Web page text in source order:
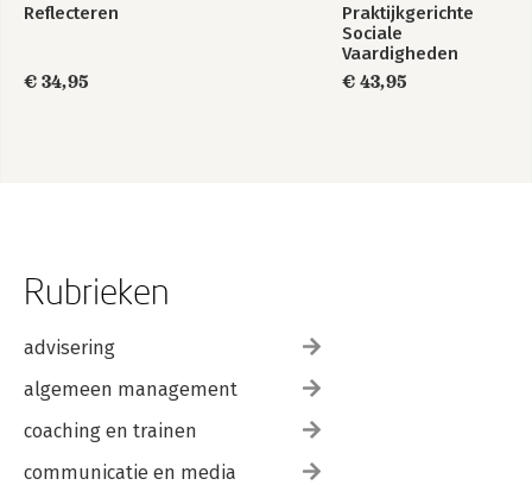
Reflecteren
€ 34,95
Praktijkgerichte
Sociale
Vaardigheden
€ 43,95
Rubrieken
advisering
algemeen management
coaching en trainen
communicatie en media